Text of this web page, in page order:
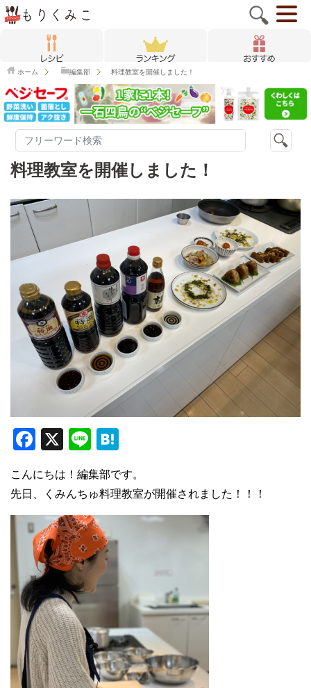
ホーム 編集部 料理教室を開催しました！
料理教室を開催しました！
F
c
e
b
o
o
k
X
Li
e
e
n
こんにちは！編集部です。
先日、くみんちゅ料理教室が開催されました！！！